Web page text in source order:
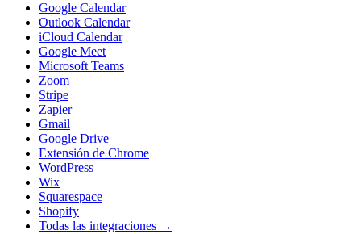
Google Calendar
Outlook Calendar
iCloud Calendar
Google Meet
Microsoft Teams
Zoom
Stripe
Zapier
Gmail
Google Drive
Extensión de Chrome
WordPress
Wix
Squarespace
Shopify
Todas las integraciones →